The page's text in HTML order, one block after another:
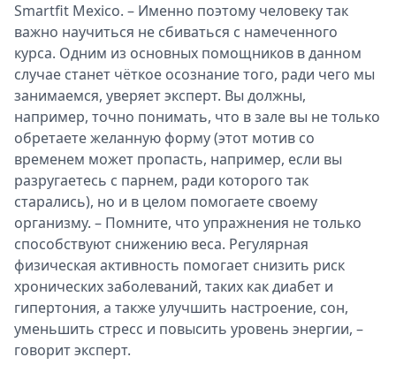
Smartfit Mexico. – Именно поэтому человеку так
важно научиться не сбиваться с намеченного
курса. Одним из основных помощников в данном
случае станет чёткое осознание того, ради чего мы
занимаемся, уверяет эксперт. Вы должны,
например, точно понимать, что в зале вы не только
обретаете желанную форму (этот мотив со
временем может пропасть, например, если вы
разругаетесь с парнем, ради которого так
старались), но и в целом помогаете своему
организму. – Помните, что упражнения не только
способствуют снижению веса. Регулярная
физическая активность помогает снизить риск
хронических заболеваний, таких как диабет и
гипертония, а также улучшить настроение, сон,
уменьшить стресс и повысить уровень энергии, –
говорит эксперт.